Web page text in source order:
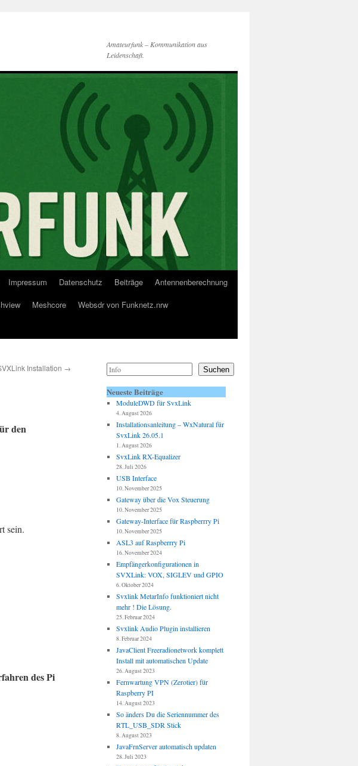
Amateurfunk – Kommunikation aus
Leidenschaft.
Impressum Datenschutz Beiträge
Antennenberechnung
Meshcore
Websdr von Funknetz.nrw
Installation →
den
sein.
des Pi
Suchen
Neueste Beiträge
ModuleDWD für SvxLink
4. August 2026
Installationsanleitung – WxNatural für
SvxLink 26.05.1
1. August 2026
SvxLink RX-Equalizer
28. Juli 2026
USB Interface
10. November 2025
Gateway über die Vox Steuerung
10. November 2025
Gateway-Interface für Raspberrry Pi
10. November 2025
ASL3 auf Raspberrry Pi
16. November 2024
Empfängerkonfigurationen in
SVXLink: VOX, SIGLEV und GPIO
6. Oktober 2024
Svxlink MetarInfo funktioniert nicht
mehr ! Die Lösung.
25. Februar 2024
Svxlink Audio Plugin installieren
8. Februar 2024
JavaClient Freeradionetwork komplett
Install mit automatischen Update
26. August 2023
Fernwartung VPN (Zerotier) für
Raspberry PI
14. August 2023
So änders Du die Seriennummer des
RTL_USB_SDR Stick
8. August 2023
JavaFrnServer automatisch updaten
28. Juli 2023